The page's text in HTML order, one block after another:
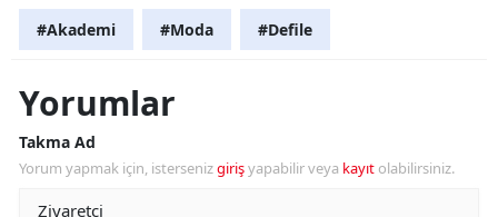
#Akademi #Moda #Defile
Yorumlar
Takma Ad
Yorum yapmak için, istersenizgirişyapabilir veya kayıt olabilirsiniz.